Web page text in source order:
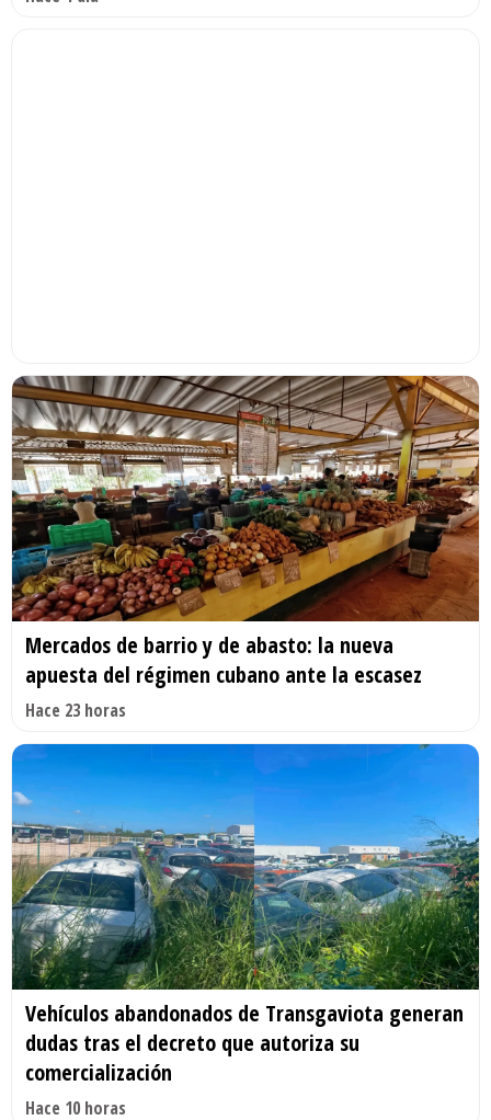
Mercados de barrio y de abasto: la nueva
apuesta del régimen cubano ante la escasez
Hace 23 horas
Vehículos abandonados de Transgaviota generan
dudas tras el decreto que autoriza su
comercialización
Hace 10 horas